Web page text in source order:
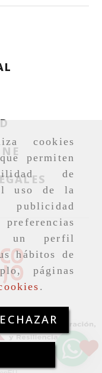
cookies
permiten
de
uso de la
un perfil
hábitos de
páginas
.